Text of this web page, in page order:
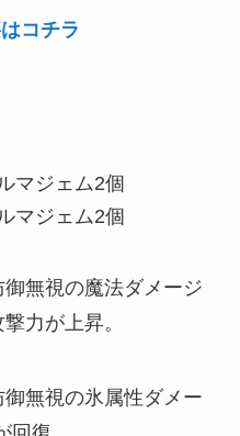
コチラ
マジェム2個
マジェム2個
無視の魔法ダメージ
力が上昇。
無視の氷属性ダメー